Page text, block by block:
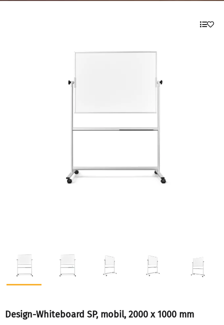
Design-Whiteboard SP, mobil, 2000 x 1000 mm